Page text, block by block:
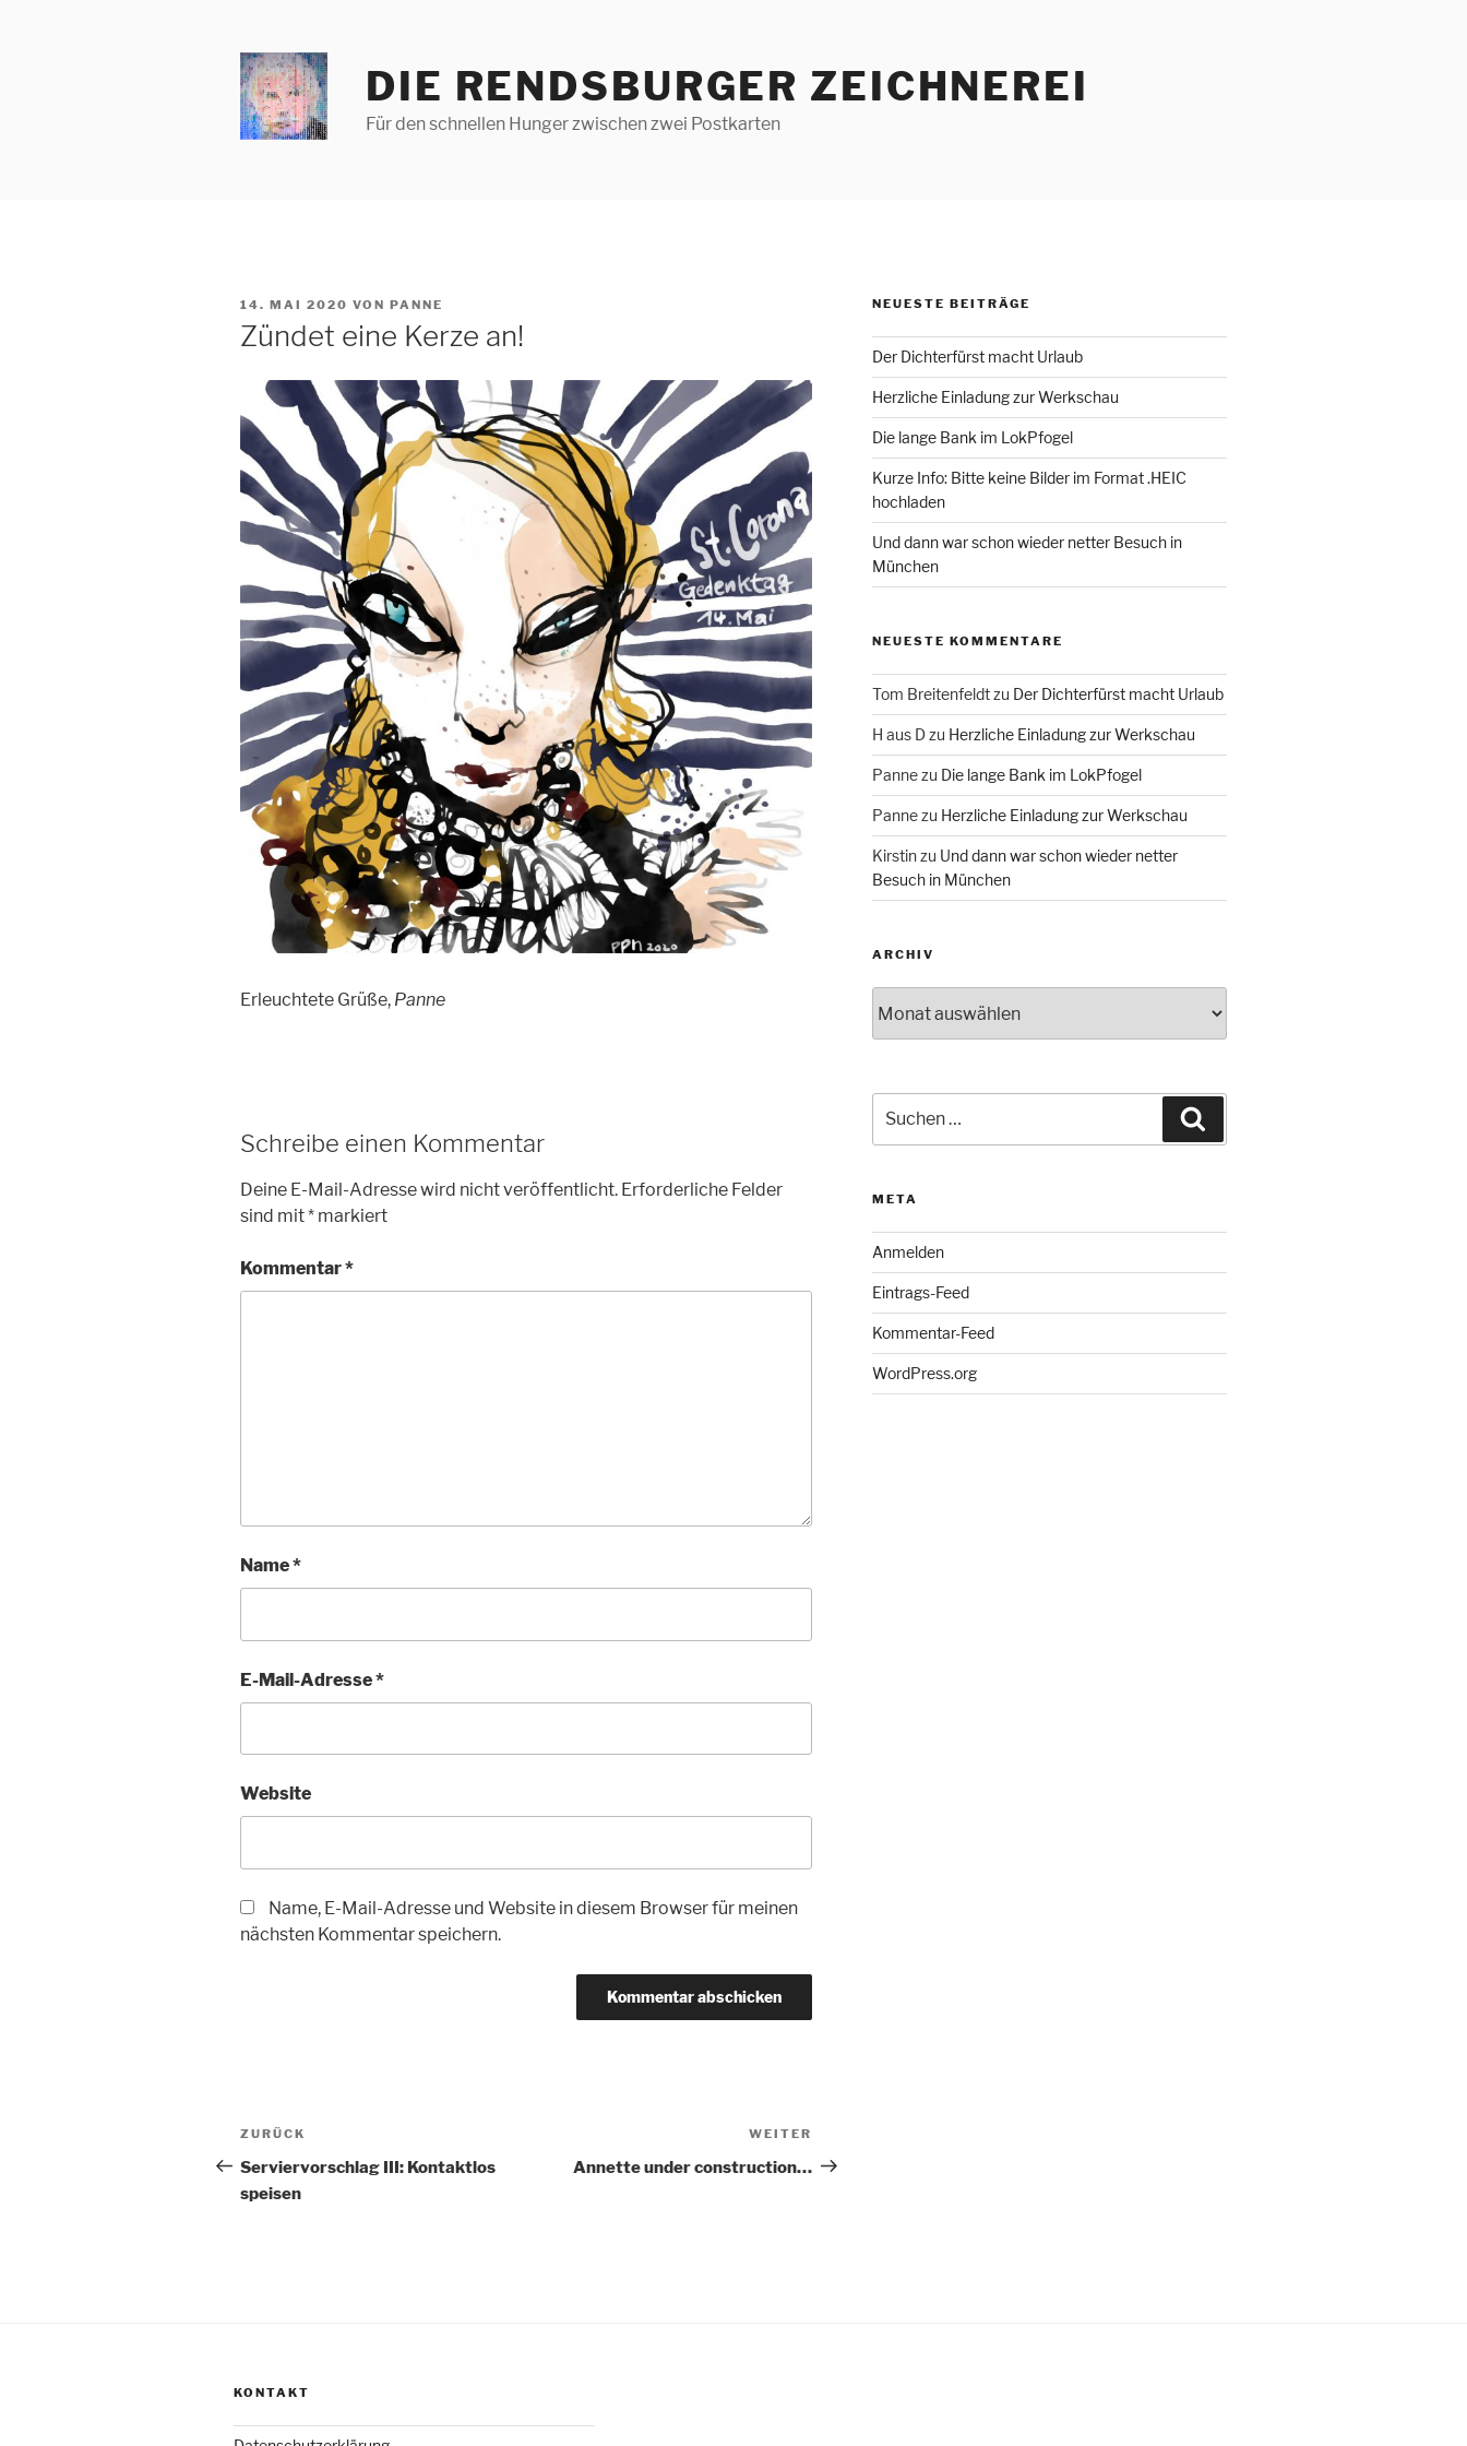
DIE RENDSBURGER ZEICHNEREI
Für den schnellen Hunger zwischen zwei Postkarten
VERÖFFENTLICHT
AM
14. MAI 2020 VON PANNE
Zündet eine Kerze an!
Erleuchtete Grüße, Panne
Schreibe einen Kommentar
Deine E-Mail-Adresse wird nicht veröffentlicht. Erforderliche Felder
sind mit* markiert
Kommentar*
Name*
E-Mail-Adresse*
Website
Name, E-Mail-Adresse und Website in diesem Browser für meinen
nächsten Kommentar speichern.
Beitragsnavigation
Vorheriger
Beitrag
ZURÜCK
Serviervorschlag III: Kontaktlos
speisen
Beitrag
WEITER
Annette under construction…
NEUESTE BEITRÄGE
Der Dichterfürst macht Urlaub
Herzliche Einladung zur Werkschau
Die lange Bank im LokPfogel
Kurze Info: Bitte keine Bilder im Format .HEIC
hochladen
Und dann war schon wieder netter Besuch in
München
NEUESTE KOMMENTARE
Tom Breitenfeldtzu Der Dichterfürst macht Urlaub
H aus Dzu Herzliche Einladung zur Werkschau
Pannezu Die lange Bank im LokPfogel
Pannezu Herzliche Einladung zur Werkschau
Kirstinzu Und dann war schon wieder netter
Besuch in München
ARCHIV
nach:
META
Anmelden
Eintrags-Feed
Kommentar-Feed
WordPress.org
KONTAKT